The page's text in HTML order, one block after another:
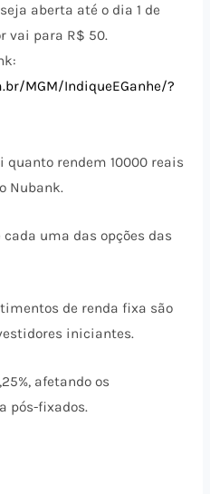
aberta até o dia 1 de
vai para R$ 50.
MGM/IndiqueEGanhe/?
quanto rendem 10000 reais
Nubank.
uma das opções das
de renda fixa são
iniciantes.
afetando os
pós-fixados.